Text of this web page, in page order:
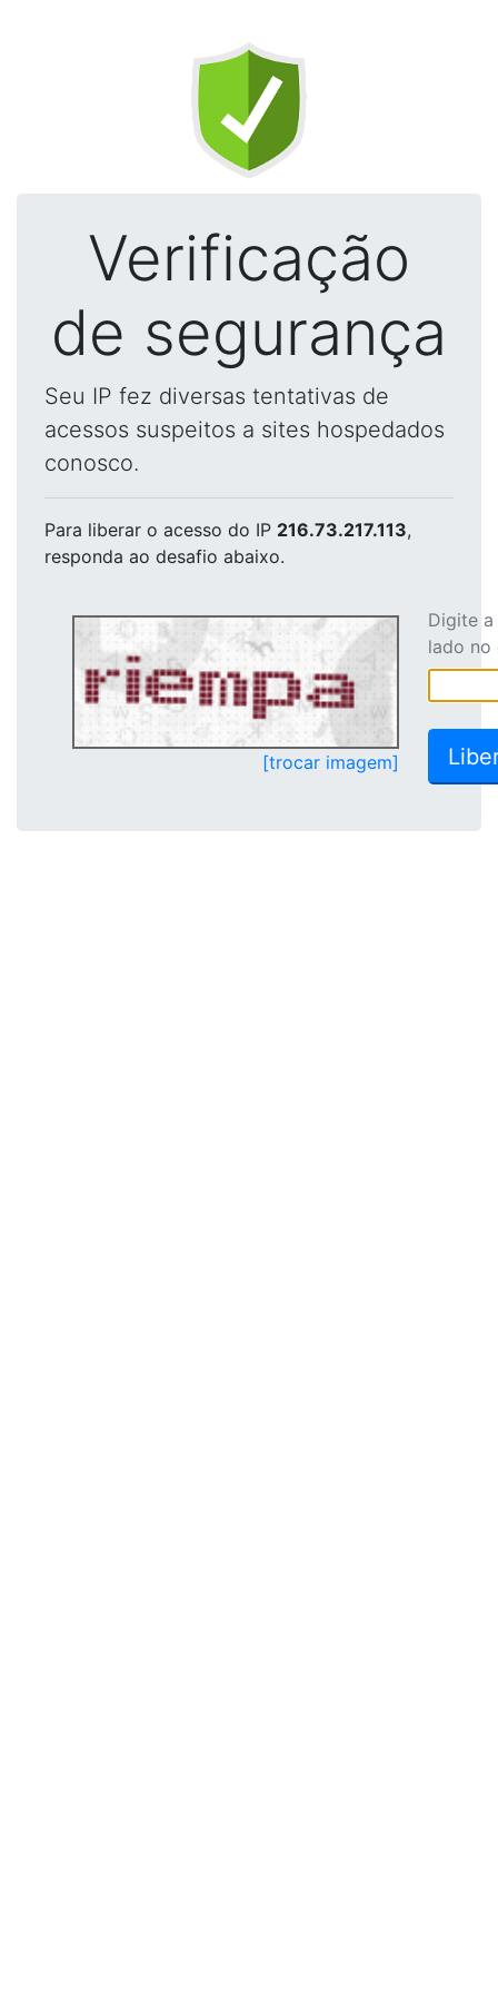
Verificação
de segurança
Seu IP fez diversas tentativas de
acessos suspeitos a sites hospedados
conosco.
Para liberar o acesso do IP 216.73.217.113,
responda ao desafio abaixo.
[trocar imagem]
Digite
lado no